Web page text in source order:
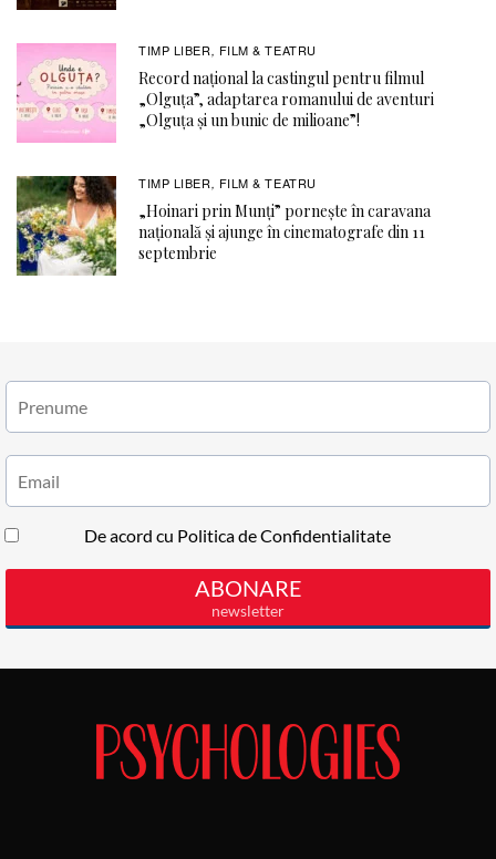
TIMP LIBER, FILM & TEATRU
Record național la castingul pentru filmul
„Olguța”, adaptarea romanului de aventuri
„Olguța și un bunic de milioane”!
TIMP LIBER, FILM & TEATRU
„Hoinari prin Munți” pornește în caravana
națională și ajunge în cinematografe din 11
septembrie